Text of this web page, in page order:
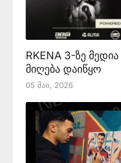
RKENA 3-ზე
მიღება დაიწყო
05 Მაი, 2026